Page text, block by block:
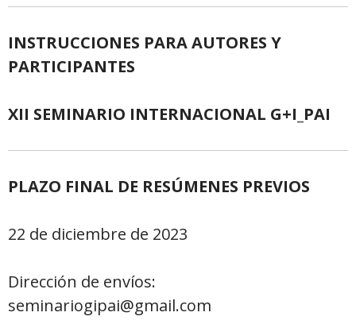
INSTRUCCIONES PARA AUTORES Y
PARTICIPANTES
XII SEMINARIO INTERNACIONAL G+I_PAI
PLAZO FINAL DE RESÚMENES PREVIOS
22 de diciembre de 2023
Dirección de envíos:
seminariogipai@gmail.com